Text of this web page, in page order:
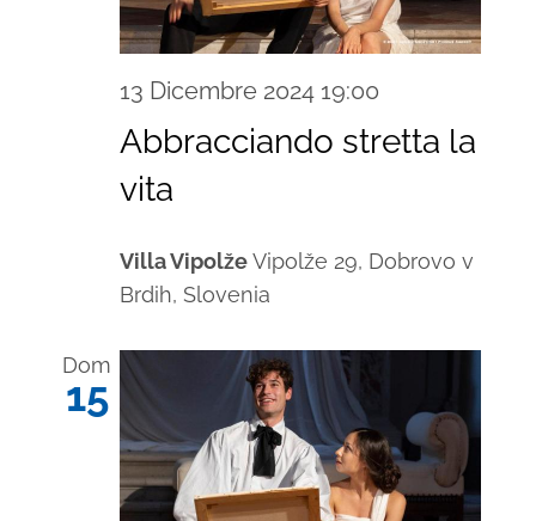
13 Dicembre 2024 19:00
Abbracciando stretta la
vita
Villa VipolžeVipolže 29, Dobrovo v
Brdih, Slovenia
Dom
15